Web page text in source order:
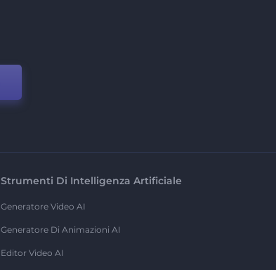
Strumenti Di Intelligenza Artificiale
Generatore Video AI
Generatore Di Animazioni AI
Editor Video AI